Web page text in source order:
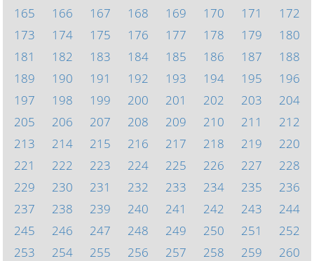
165
166 167 168 169 170 171
172
173
174 175 176 177 178 179
180
181
182 183 184 185 186 187
188
189
190 191 192 193 194 195
196
197
198 199 200 201 202 203
204
205
206 207 208 209 210 211
212
213
214 215 216 217 218 219
220
221
222 223 224 225 226 227
228
229
230 231 232 233 234 235
236
237
238 239 240 241 242 243
244
245
246 247 248 249 250 251
252
253
254 255 256 257 258 259
260